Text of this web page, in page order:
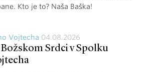
Kto je to? Naša Baška!
Vojtecha 04.08.2026
Srdci v Spolku